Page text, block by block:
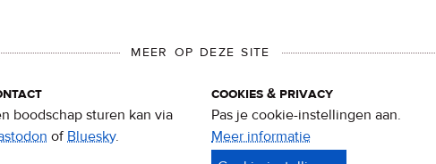
MEER OP DEZE SITE
boodschap sturen kan via
ofBluesky.
cookies & privacy
Pas je cookie-instellingen aan.
Meer informatie